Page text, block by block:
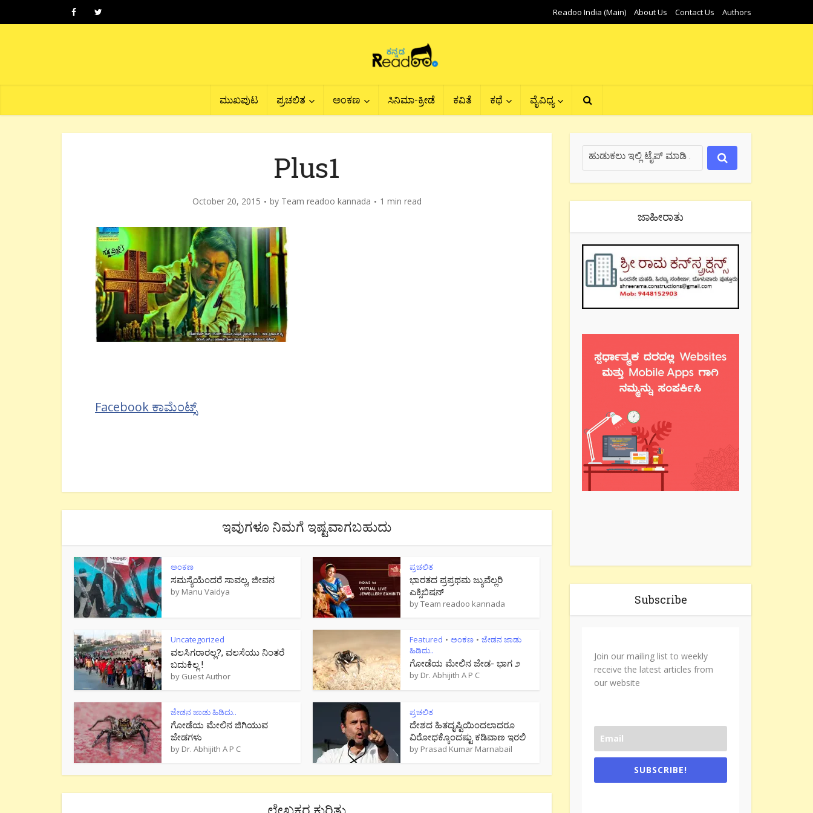
Readoo India (Main) About Us Contact Us Authors
ಮುಖಪುಟ ಪ್ರಚಲಿತ ಅಂಕಣ ಸಿನಿಮಾ-ಕ್ರೀಡೆ ಕವಿತೆ ಕಥೆ ವೈವಿಧ್ಯ
Plus1
October 20, 2015 by Team readoo kannada 1 min read
Facebook ಕಾಮೆಂಟ್ಸ್
ಇವುಗಳೂ ನಿಮಗೆ ಇಷ್ಟವಾಗಬಹುದು
ಅಂಕಣ
ಸಮಸ್ಯೆಯೆಂದರೆ ಸಾವಲ್ಲ, ಜೀವನ
by Manu Vaidya
ಪ್ರಚಲಿತ
ಭಾರತದ ಪ್ರಪ್ರಥಮ ಜ್ಯುವೆಲ್ಲರಿ
ಎಕ್ಸಿಬಿಷನ್
byTeam readoo kannada
Uncategorized
ವಲಸಿಗರಾರಲ್ಲ?, ವಲಸೆಯು ನಿಂತರೆ
ಬದುಕಿಲ್ಲ !
by Guest Author
Featured • ಅಂಕಣ • ಜೇಡನ ಜಾಡು
ಹಿಡಿದು..
ಗೋಡೆಯ ಮೇಲಿನ ಜೇಡ- ಭಾಗ ೨
by Dr. Abhijith A P C
ಜೇಡನ ಜಾಡು ಹಿಡಿದು..
ಗೋಡೆಯ ಮೇಲಿನ ಜಿಗಿಯುವ
ಜೇಡಗಳು
by Dr. Abhijith A P C
ಪ್ರಚಲಿತ
ದೇಶದ ಹಿತದೃಷ್ಟಿಯಿಂದಲಾದರೂ
ವಿರೋಧಕ್ಕೊಂದಷ್ಟು ಕಡಿವಾಣ ಇರಲಿ
by Prasad Kumar Marnabail
ಜಾಹೀರಾತು
Subscribe
Join our mailing list to weekly
receive the latest articles from
our website
SUBSCRIBE!